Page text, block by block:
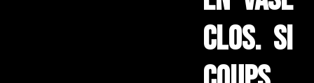
clos. Si